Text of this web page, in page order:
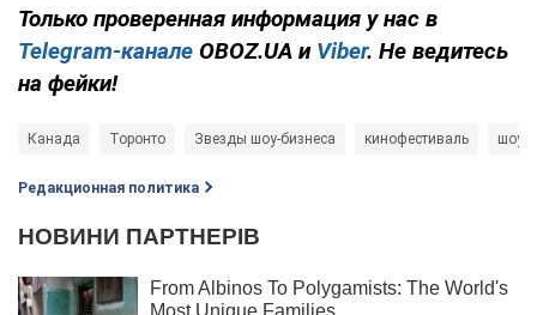
Только проверенная информация у нас в
Telegram-канале OBOZ.UA и Viber. Не ведитесь
на фейки!
Канада Торонто Звезды шоу-бизнеса кинофестиваль шоу
Редакционная политика